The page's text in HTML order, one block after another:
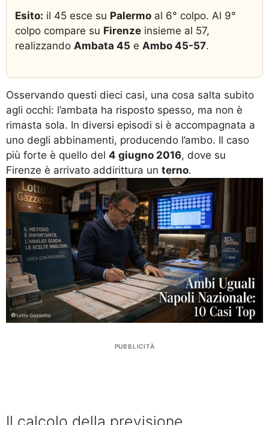
Esito: il 45 esce su Palermo al 6° colpo. Al 9°
colpo compare su Firenze insieme al 57,
realizzando Ambata 45 e Ambo 45-57.
Osservando questi dieci casi, una cosa salta subito
agli occhi: l’ambata ha risposto spesso, ma non è
rimasta sola. In diversi episodi si è accompagnata a
uno degli abbinamenti, producendo l’ambo. Il caso
più forte è quello del 4 giugno 2016, dove su
Firenze è arrivato addirittura un terno.
PUBBLICITÀ